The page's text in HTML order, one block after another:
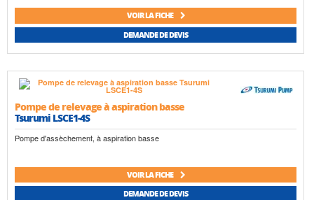
VOIR LA FICHE
DEMANDE DE DEVIS
Pompe de relevage à aspiration basse
Tsurumi LSCE1-4S
Pompe d'assèchement, à aspiration basse
VOIR LA FICHE
DEMANDE DE DEVIS